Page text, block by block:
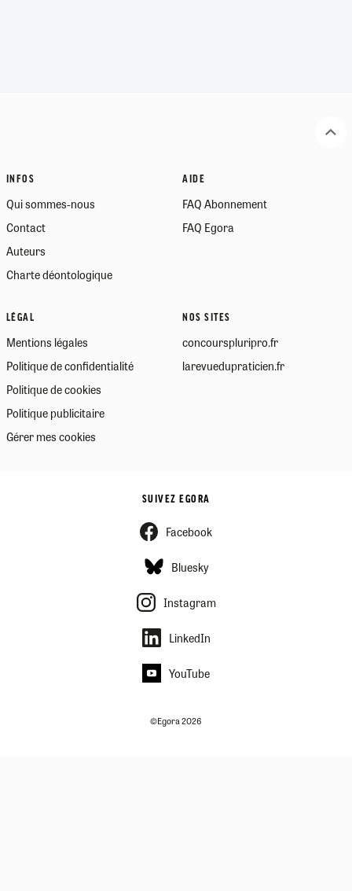
INFOS
Qui sommes-nous
Contact
Auteurs
Charte déontologique
AIDE
FAQ Abonnement
FAQ Egora
LÉGAL
Mentions légales
Politique de confidentialité
Politique de cookies
Politique publicitaire
Gérer mes cookies
NOS SITES
concourspluripro.fr
larevuedupraticien.fr
SUIVEZ EGORA
Facebook
Bluesky
Instagram
LinkedIn
YouTube
©Egora 2026